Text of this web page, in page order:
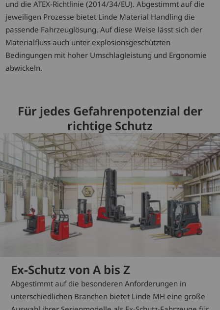
und die ATEX-Richtlinie (2014/34/EU). Abgestimmt auf die
jeweiligen Prozesse bietet Linde Material Handling die
passende Fahrzeuglösung. Auf diese Weise lässt sich der
Materialfluss auch unter explosionsgeschützten
Bedingungen mit hoher Umschlagleistung und Ergonomie
abwickeln.
Für jedes Gefahrenpotenzial der
richtige Schutz
Ex-Schutz von A bis Z
Abgestimmt auf die besonderen Anforderungen in
unterschiedlichen Branchen bietet Linde MH eine große